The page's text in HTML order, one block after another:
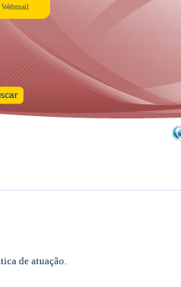
Webmail
de atuação.